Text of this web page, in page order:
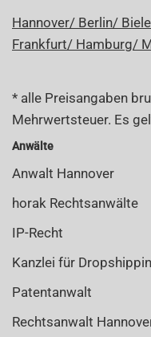
Hannover/ Berlin/
Frankfurt/ Hamburg/
* alle Preisangaben
Mehrwertsteuer. Es
Anwälte
Anwalt Hannover
horak Rechtsanwälte
IP-Recht
Kanzlei für
Patentanwalt
Rechtsanwalt